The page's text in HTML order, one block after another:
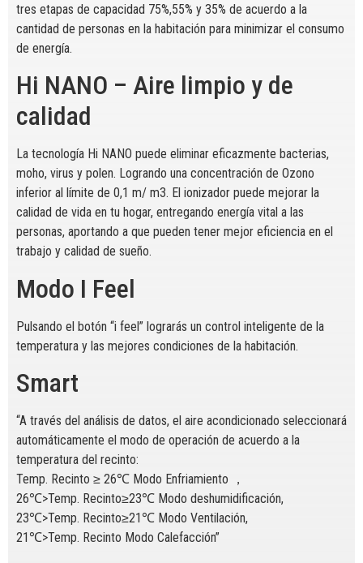
tres etapas de capacidad 75%,55% y 35% de acuerdo a la
cantidad de personas en la habitación para minimizar el consumo
de energía.
Hi NANO – Aire limpio y de
calidad
La tecnología Hi NANO puede eliminar eficazmente bacterias,
moho, virus y polen. Logrando una concentración de Ozono
inferior al límite de 0,1 m/ m3. El ionizador puede mejorar la
calidad de vida en tu hogar, entregando energía vital a las
personas, aportando a que pueden tener mejor eficiencia en el
trabajo y calidad de sueño.
Modo I Feel
Pulsando el botón “i feel” lograrás un control inteligente de la
temperatura y las mejores condiciones de la habitación.
Smart
“A través del análisis de datos, el aire acondicionado seleccionará
automáticamente el modo de operación de acuerdo a la
temperatura del recinto:
Temp. Recinto ≥ 26℃ Modo Enfriamiento ，
26℃>Temp. Recinto≥23℃ Modo deshumidificación,
23℃>Temp. Recinto≥21℃ Modo Ventilación,
21℃>Temp. Recinto Modo Calefacción”